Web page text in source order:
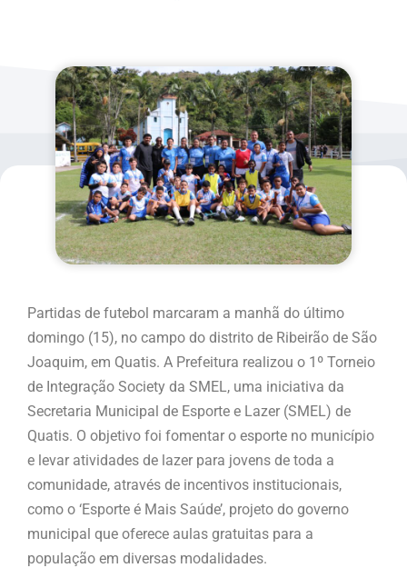
Partidas de futebol marcaram a manhã do último
domingo (15), no campo do distrito de Ribeirão de São
Joaquim, em Quatis. A Prefeitura realizou o 1º Torneio
de Integração Society da SMEL, uma iniciativa da
Secretaria Municipal de Esporte e Lazer (SMEL) de
Quatis. O objetivo foi fomentar o esporte no município
e levar atividades de lazer para jovens de toda a
comunidade, através de incentivos institucionais,
como o ‘Esporte é Mais Saúde’, projeto do governo
municipal que oferece aulas gratuitas para a
população em diversas modalidades.